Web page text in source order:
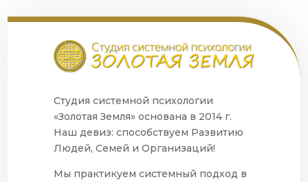
Студия системной психологии
«Золотая Земля» основана в 2014 г.
Наш девиз: способствуем Развитию
Людей, Семей и Организаций!
Мы практикуем системный подход в